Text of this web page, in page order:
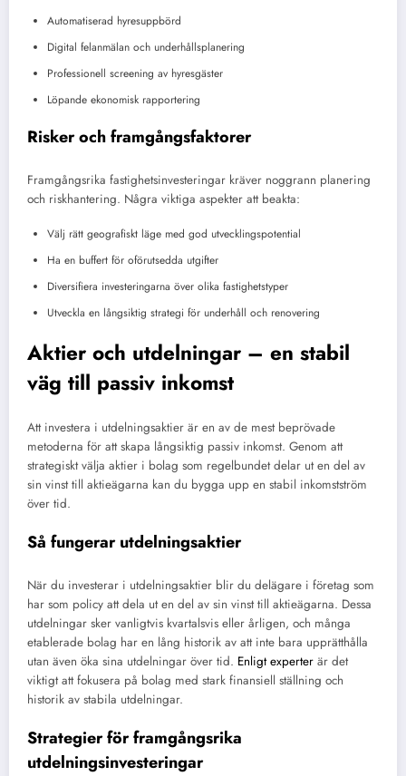
Automatiserad hyresuppbörd
Digital felanmälan och underhållsplanering
Professionell screening av hyresgäster
Löpande ekonomisk rapportering
Risker och framgångsfaktorer
Framgångsrika fastighetsinvesteringar kräver noggrann planering
och riskhantering. Några viktiga aspekter att beakta:
Välj rätt geografiskt läge med god utvecklingspotential
Ha en buffert för oförutsedda utgifter
Diversifiera investeringarna över olika fastighetstyper
Utveckla en långsiktig strategi för underhåll och renovering
Aktier och utdelningar – en stabil
väg till passiv inkomst
Att investera i utdelningsaktier är en av de mest beprövade
metoderna för att skapa långsiktig passiv inkomst. Genom att
strategiskt välja aktier i bolag som regelbundet delar ut en del av
sin vinst till aktieägarna kan du bygga upp en stabil inkomstström
över tid.
Så fungerar utdelningsaktier
När du investerar i utdelningsaktier blir du delägare i företag som
har som policy att dela ut en del av sin vinst till aktieägarna. Dessa
utdelningar sker vanligtvis kvartalsvis eller årligen, och många
etablerade bolag har en lång historik av att inte bara upprätthålla
utan även öka sina utdelningar över tid. Enligt experter är det
viktigt att fokusera på bolag med stark finansiell ställning och
historik av stabila utdelningar.
Strategier för framgångsrika
utdelningsinvesteringar